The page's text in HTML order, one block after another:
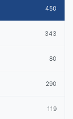
450
343
80
290
119